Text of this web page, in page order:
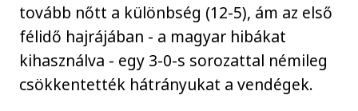
tovább nőtt a különbség (12-5), ám az első
félidő hajrájában - a magyar hibákat
kihasználva - egy 3-0-s sorozattal némileg
csökkentették hátrányukat a vendégek.